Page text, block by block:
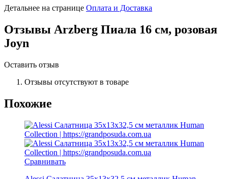
Детальнее на странице Оплата и Доставка
Отзывы Arzberg Пиала 16 см, розовая
Joyn
Оставить отзыв
Отзывы отсутствуют в товаре
Похожие
Сравнивать